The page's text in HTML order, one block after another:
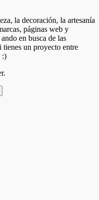
la decoración, la artesanía
páginas web y
en busca de las
tienes un proyecto entre
:)